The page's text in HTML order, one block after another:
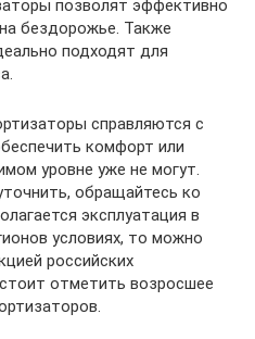
позволят эффективно
бездорожье. Также
подходят для
справляются с
комфорт или
уровне уже не могут.
обращайтесь ко
эксплуатация в
условиях, то можно
российских
отметить возросшее